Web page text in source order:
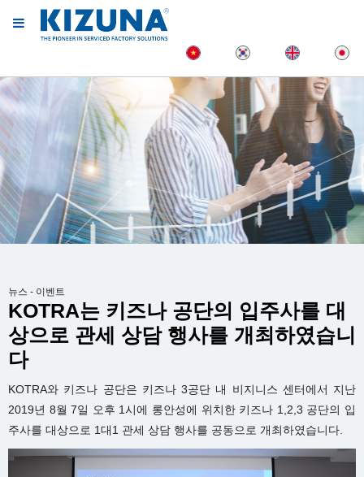
뉴스 - 이벤트
KOTRA는 키즈나 공단의 입주사를 대
상으로 관세 상담 행사를 개최하였습니
다
KOTRA와 키즈나 공단은 키즈나 3공단 내 비지니스 센터에서 지난
2019년 8월 7일 오후 1시에 롱안성에 위치한 키즈나 1,2,3 공단의 입
주사를 대상으로 1대1 관세 상담 행사를 공동으로 개최하였습니다.